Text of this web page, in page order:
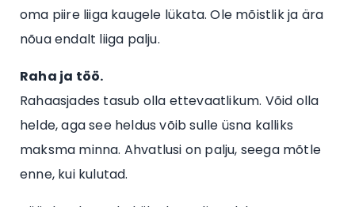
oma piire liiga kaugele lükata. Ole mõistlik ja ära
nõua endalt liiga palju.
Raha ja töö.
Rahaasjades tasub olla ettevaatlikum. Võid olla
helde, aga see heldus võib sulle üsna kalliks
maksma minna. Ahvatlusi on palju, seega mõtle
enne, kui kulutad.